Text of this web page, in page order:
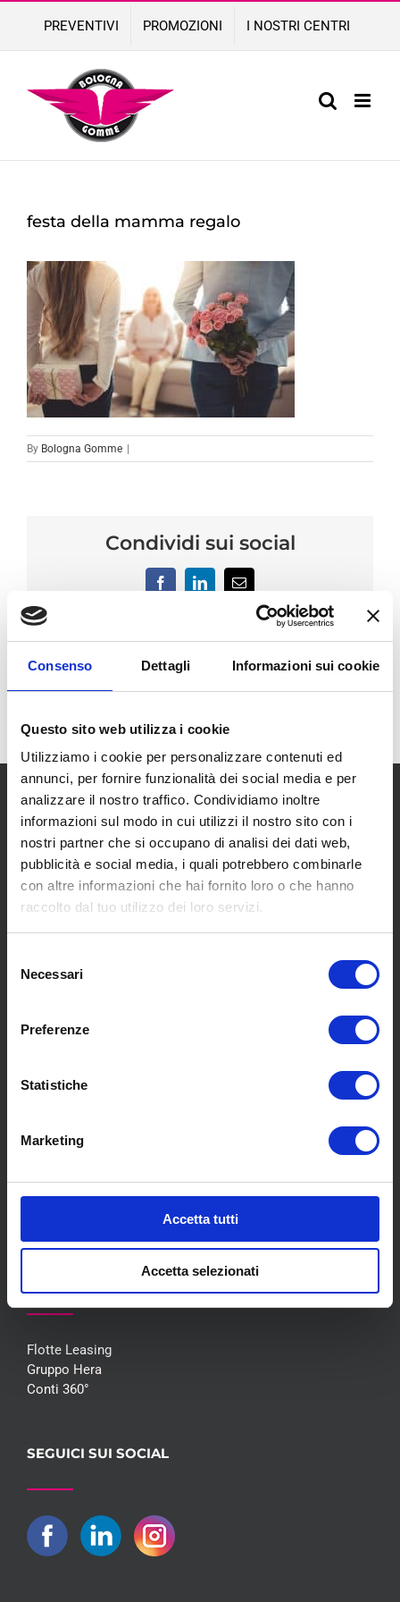
Consenso Dettagli Informazioni sui cookie
Questo sito web utilizza i cookie
Utilizziamo i cookie per personalizzare contenuti ed
annunci, per fornire funzionalità dei social media e per
analizzare il nostro traffico. Condividiamo inoltre
informazioni sul modo in cui utilizzi il nostro sito con i
nostri partner che si occupano di analisi dei dati web,
pubblicità e social media, i quali potrebbero combinarle
con altre informazioni che hai fornito loro o che hanno
raccolto dal tuo utilizzo dei loro servizi.
delNecessari
Preferenze
Statistiche
Marketing
Accetta tutti
Accetta selezionati
content
PREVENTIVI PROMOZIONI I NOSTRI CENTRI
festa della mamma regalo
By Bologna Gomme
Condividi sui social
FacebookLinkedInEmail
Chi siamo
Meccanica
Blog
COLLABORAZIONI
Flotte Leasing
Gruppo Hera
Conti 360°
SEGUICI SUI SOCIAL